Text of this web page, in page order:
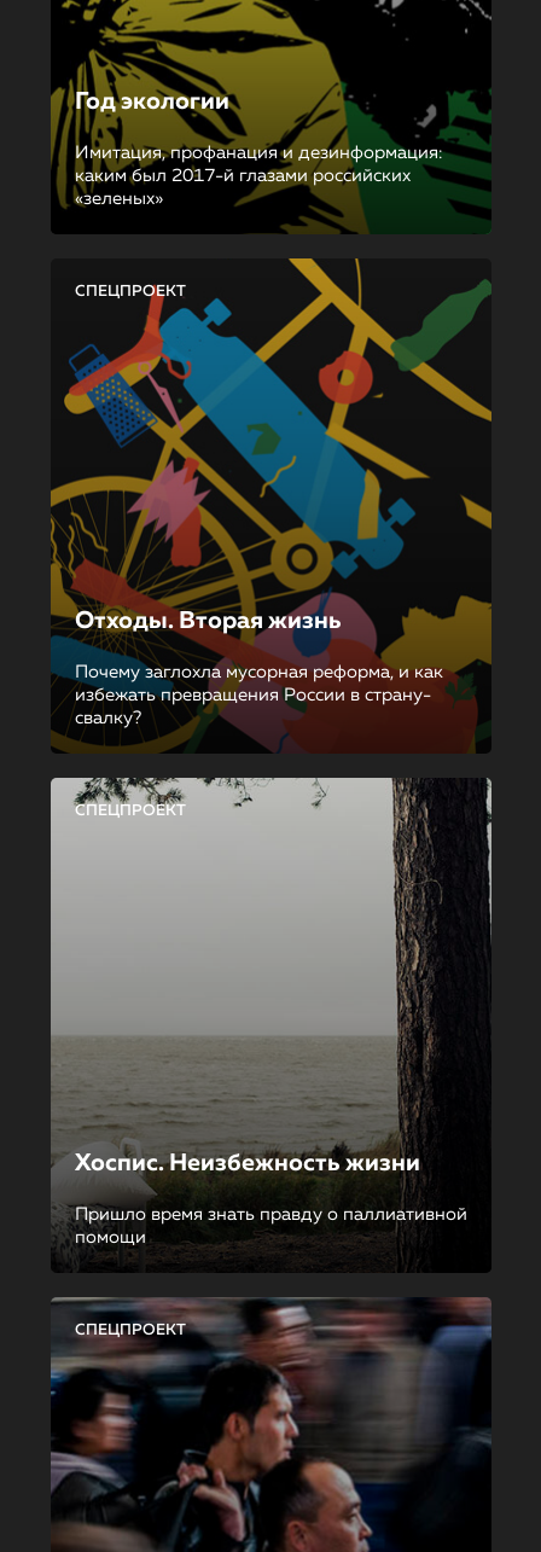
Год экологии
Имитация, профанация и дезинформация:
каким был 2017-й глазами российских
«зеленых»
СПЕЦПРОЕКТ
Отходы. Вторая жизнь
Почему заглохла мусорная реформа, и как
избежать превращения России в страну-
свалку?
СПЕЦПРОЕКТ
Хоспис. Неизбежность жизни
Пришло время знать правду о паллиативной
помощи
СПЕЦПРОЕКТ